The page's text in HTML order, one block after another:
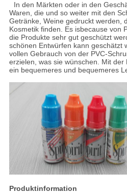
In den Märkten oder in den
Waren, die und so weiter mit den
Getränke, Weine gedruckt werden,
Kosmetik finden. Es isbecause von
die Produkte sehr gut geschützt
schönen Entwürfen kann geschätzt
vollen Gebrauch von der PVC-
erzielen, was sie wünschen. Mit
ein bequemeres und bequemeres
Produktinformation